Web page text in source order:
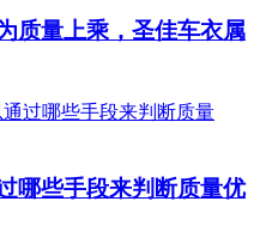
质量上乘，圣佳车衣属
哪些手段来判断质量优